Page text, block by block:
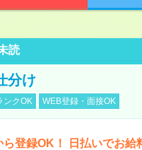
読
分け
ンクOK WEB登録・面接OK
登録OK！ 日払いでお給